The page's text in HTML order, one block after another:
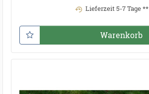
Lieferzeit 5-7 Tage **
Warenkorb